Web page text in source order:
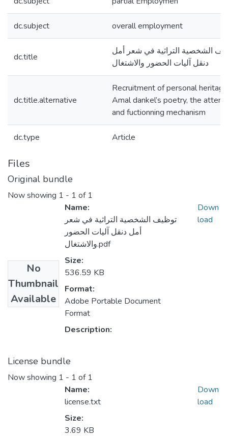
dc.subject overall employment
dc.title
الشخصية التراثية في شعر أمل
دنقل آليات الحضور والاشتغال
dc.title.alternative
Recruitment of personal
Amal dankel’s poetry, the
and fuctionning mechanism
dc.type Article
Files
Original bundle
Now showing 1 - 1 of 1
No
Thumbnail
Available
Name:
توظيف الشخصية التراثية في شعر
أمل دنقل آليات الحضور
والاشتغال.pdf
Size:
536.59 KB
Format:
Adobe Portable Document
Format
Description:
Down
load
License bundle
Now showing 1 - 1 of 1
Name:
license.txt
Size:
3.69 KB
Down
load